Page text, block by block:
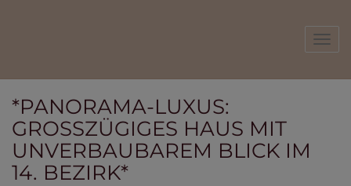
*PANORAMA-LUXUS:
GROSSZÜGIGES HAUS MIT U
NVERBAUBAREM BLICK IM 1
4. BEZIRK*